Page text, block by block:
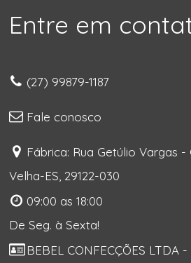
Entre em
(27) 99879-1187
Fale conosco
Fábrica: Rua Getúlio Vargas -
Velha-ES, 29122-030
09:00 as 18:00
De Seg. à Sexta!
BEBEL CONFECÇÕES LTDA